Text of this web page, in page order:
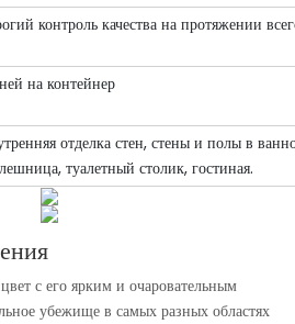
контроль качества на протяжении
на контейнер
отделка стен, стены и полы в
туалетный столик, гостиная.
с его ярким и очаровательным
убежище в самых разных областях